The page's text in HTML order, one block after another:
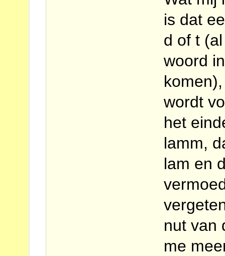
is dat
d of t
woord
wordt
het
lamm,
lam en
nut van
me